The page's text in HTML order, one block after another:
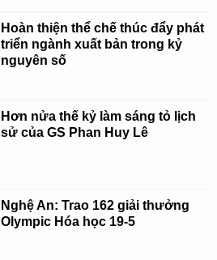
Hoàn thiện thể chế thúc đẩy phát
triển ngành xuất bản trong kỷ
nguyên số
Hơn nửa thế kỷ làm sáng tỏ lịch
sử của GS Phan Huy Lê
Nghệ An: Trao 162 giải thưởng
Olympic Hóa học 19-5